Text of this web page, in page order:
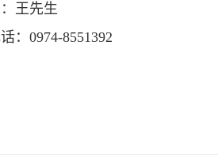
王先生
： 0974-8551392